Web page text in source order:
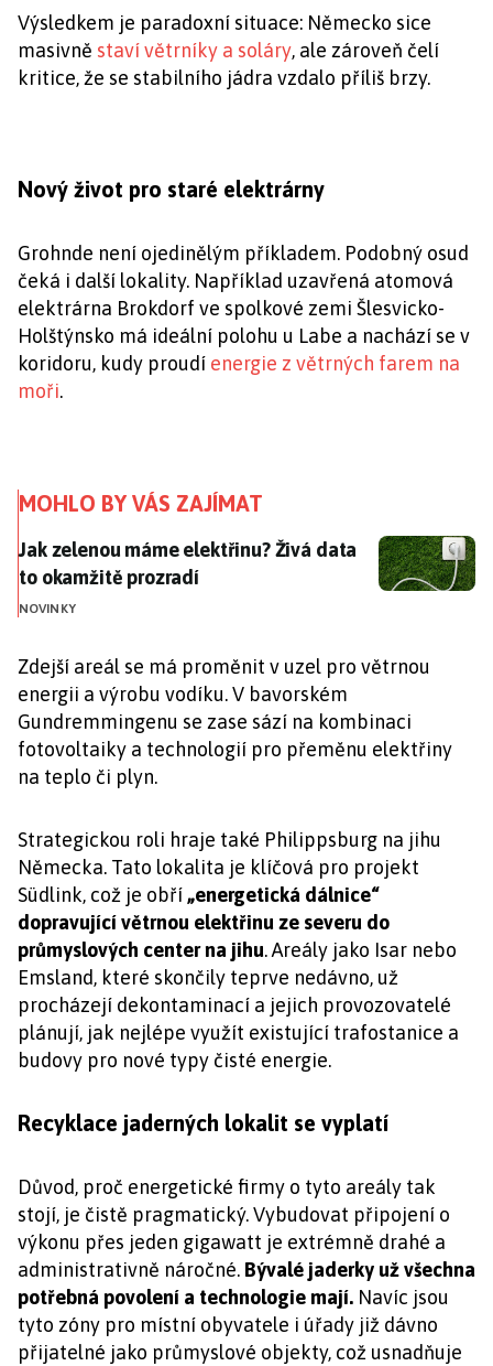
Výsledkem je paradoxní situace: Německo sice
masivně staví větrníky a soláry, ale zároveň čelí
kritice, že se stabilního jádra vzdalo příliš brzy.
Nový život pro staré elektrárny
Grohnde není ojedinělým příkladem. Podobný osud
čeká i další lokality. Například uzavřená atomová
elektrárna Brokdorf ve spolkové zemi Šlesvicko-
Holštýnsko má ideální polohu u Labe a nachází se v
koridoru, kudy proudí energie z větrných farem na
moři.
MOHLO BY VÁS ZAJÍMAT
Jak zelenou máme elektřinu? Živá data to okamžitě
Jak zelenou máme elektřinu? Živá data
to okamžitě prozradí
NOVINKY
Zdejší areál se má proměnit v uzel pro větrnou
energii a výrobu vodíku. V bavorském
Gundremmingenu se zase sází na kombinaci
fotovoltaiky a technologií pro přeměnu elektřiny
na teplo či plyn.
Strategickou roli hraje také Philippsburg na jihu
Německa. Tato lokalita je klíčová pro projekt
Südlink, což je obří „energetická dálnice“
dopravující větrnou elektřinu ze severu do
průmyslových center na jihu. Areály jako Isar nebo
Emsland, které skončily teprve nedávno, už
procházejí dekontaminací a jejich provozovatelé
plánují, jak nejlépe využít existující trafostanice a
budovy pro nové typy čisté energie.
Recyklace jaderných lokalit se vyplatí
Důvod, proč energetické firmy o tyto areály tak
stojí, je čistě pragmatický. Vybudovat připojení o
výkonu přes jeden gigawatt je extrémně drahé a
administrativně náročné. Bývalé jaderky už všechna
potřebná povolení a technologie mají. Navíc jsou
tyto zóny pro místní obyvatele i úřady již dávno
přijatelné jako průmyslové objekty, což usnadňuje